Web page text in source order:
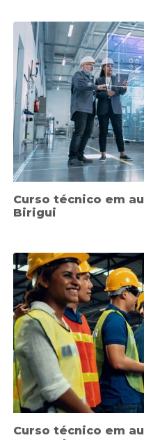
Curso técnico em
Birigui
Curso técnico em